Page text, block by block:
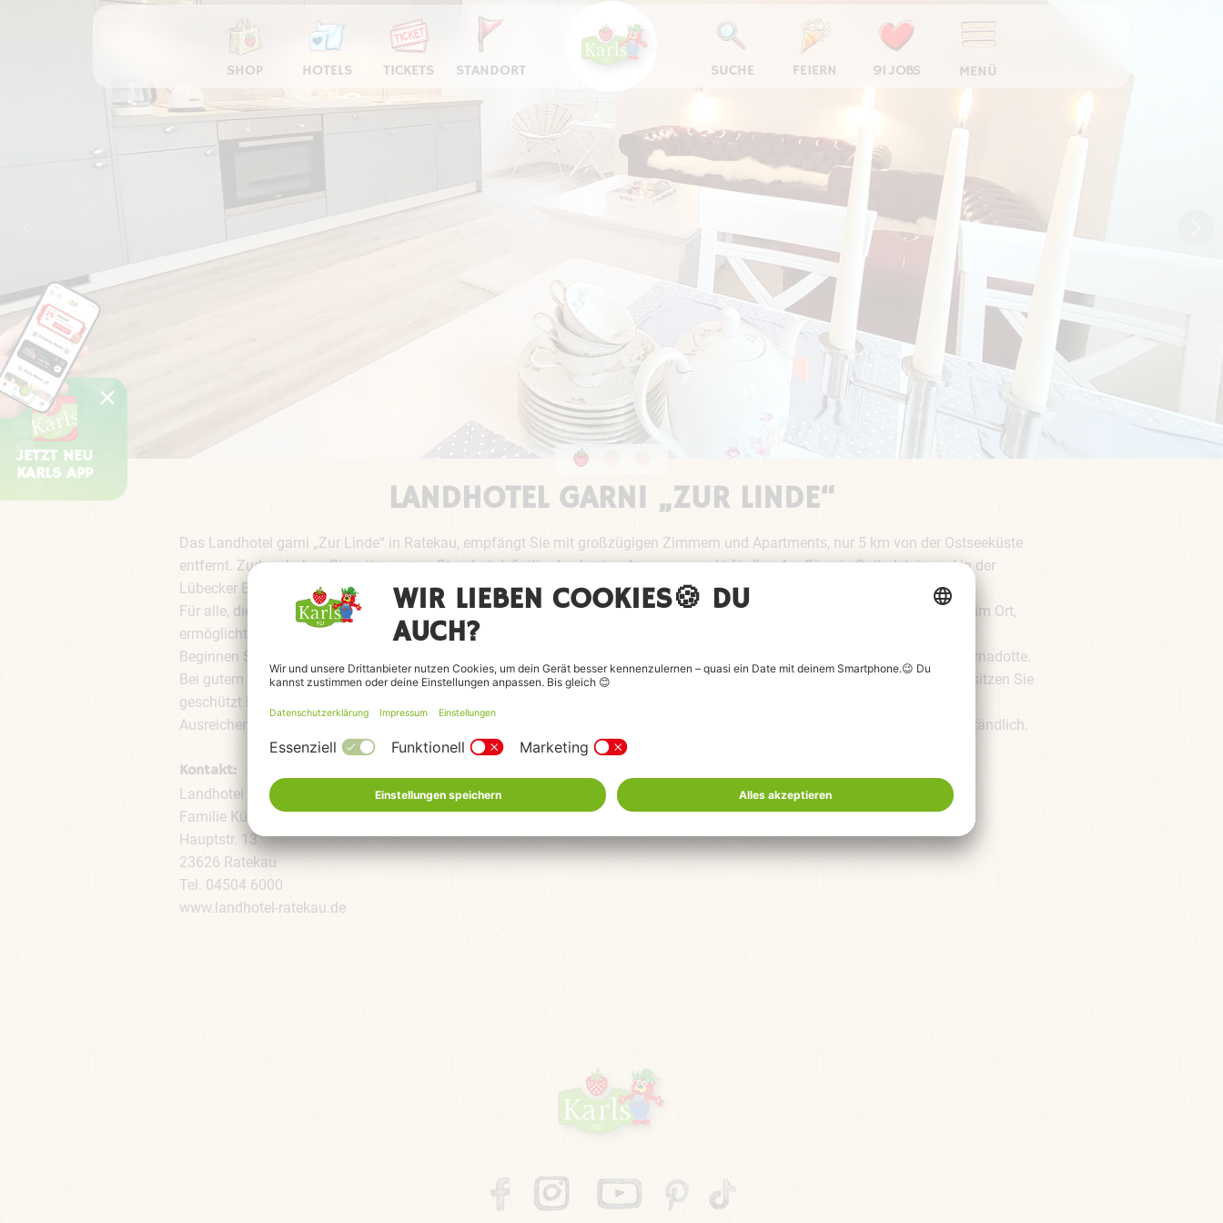
SHOP HOTELS TICKETS STANDORT SUCHE FEIERN 91 JOBS MENÜ
LANDHOTEL GARNI „ZUR LINDE“
Das Landhotel garni „Zur Linde“ in Ratekau, empfängt Sie mit großzügigen Zimmern und Apartments, nur 5 km von der Ostseeküste
entfernt. Zudem haben Sie mit unserem Standort definitiv, den besten Ausgangspunkt für Ihre Ausflüge in Ostholstein und in der
Lübecker Bucht, ausgesucht.
Für alle, die im Urlaub flexibel bleiben möchten, empfehlen wir die Landhaussuiten mit eigener Küchenzeile. Die Infrastruktur im Ort,
ermöglicht sehr gute Selbstversorgung. Fußläufig erreichen Sie drei Bäcker, Landschlachter und zwei Supermärkte.
Beginnen Sie den Tag mit einem schönen Frühstück in unserem Restaurant, in Begleitung von Fürst Blücher und Marshall Bernadotte.
Bei gutem Wetter steht Ihnen unsere süd-west Terrasse mit Strandkörben zur Verfügung. Bei „gutem norddeutschem“ Wetter sitzen Sie
geschützt in unserem Wintergarten.
Ausreichend kostenfreie Parkplätze befinden sich direkt am Haus. Fahrradunterstellmöglichkeiten und WLAN sind selbstverständlich.
Kontakt:
Landhotel garni „Zur Linde“
Familie Küssner
Hauptstr. 13
23626 Ratekau
Tel. 04504 6000
www.landhotel-ratekau.de
JETZT NEU
KARLS APP